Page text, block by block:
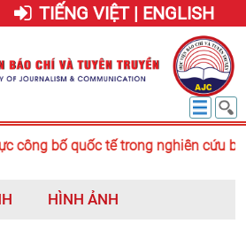
TIẾNG VIỆT | ENGLISH
bố quốc tế trong nghiên cứu
HÌNH ẢNH